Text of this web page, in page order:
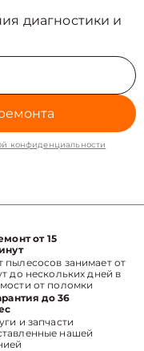
диагностики и
конфиденциальности
от 15
пылесосов занимает от
до нескольких дней в
от поломки
до 36
и запчасти
нашей